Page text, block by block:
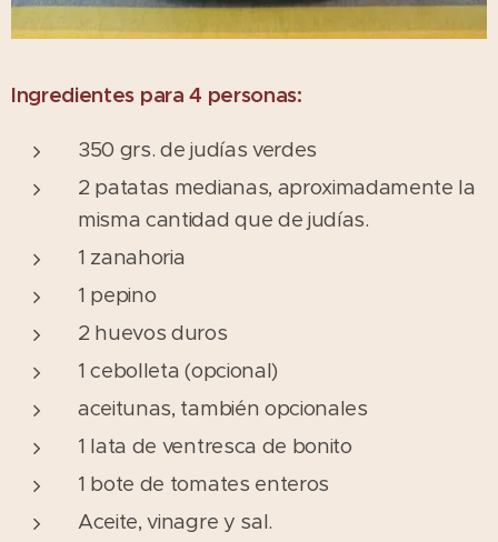
Ingredientes para 4 personas:
350 grs. de judías verdes
2 patatas medianas, aproximadamente la
misma cantidad que de judías.
1 zanahoria
1 pepino
2 huevos duros
1 cebolleta (opcional)
aceitunas, también opcionales
1 lata de ventresca de bonito
1 bote de tomates enteros
Aceite, vinagre y sal.